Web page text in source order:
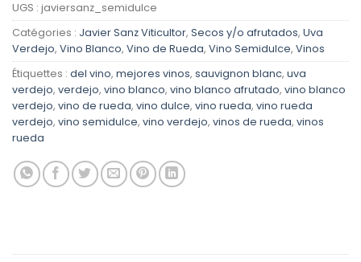
UGS : javiersanz_semidulce
Catégories : Javier Sanz Viticultor, Secos y/o afrutados, Uva
Verdejo, Vino Blanco, Vino de Rueda, Vino Semidulce, Vinos
Étiquettes : del vino, mejores vinos, sauvignon blanc, uva
verdejo, verdejo, vino blanco, vino blanco afrutado, vino blanco
verdejo, vino de rueda, vino dulce, vino rueda, vino rueda
verdejo, vino semidulce, vino verdejo, vinos de rueda, vinos
rueda